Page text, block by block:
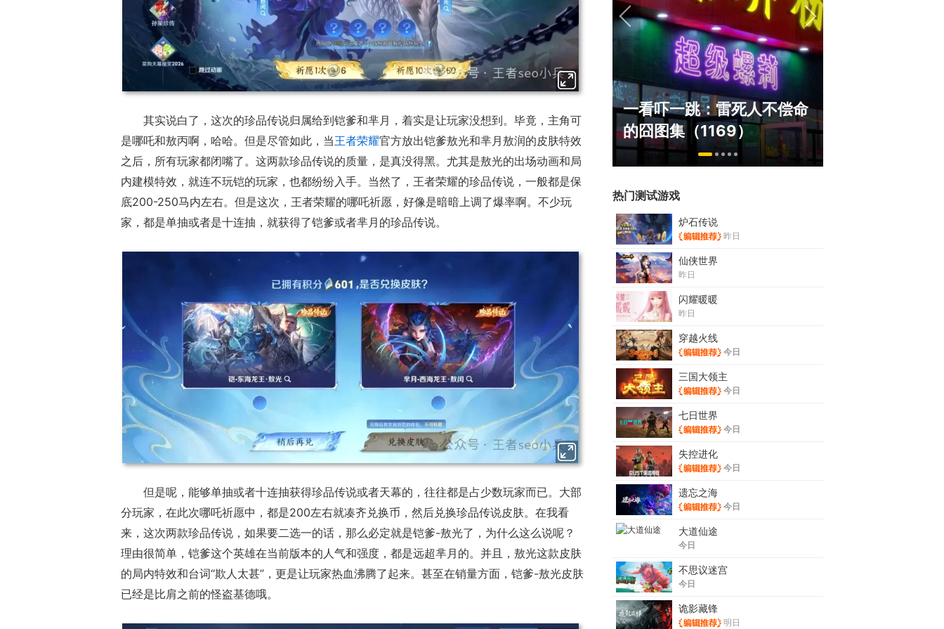
其实说白了，这次的珍品传说归属给到铠爹和芈月，着实是让玩家没想到。毕竟，主角可
是哪吒和敖丙啊，哈哈。但是尽管如此，当王者荣耀官方放出铠爹敖光和芈月敖润的皮肤特效
之后，所有玩家都闭嘴了。这两款珍品传说的质量，是真没得黑。尤其是敖光的出场动画和局
内建模特效，就连不玩铠的玩家，也都纷纷入手。当然了，王者荣耀的珍品传说，一般都是保
底200-250马内左右。但是这次，王者荣耀的哪吒祈愿，好像是暗暗上调了爆率啊。不少玩
家，都是单抽或者是十连抽，就获得了铠爹或者芈月的珍品传说。
但是呢，能够单抽或者十连抽获得珍品传说或者天幕的，往往都是占少数玩家而已。大部
分玩家，在此次哪吒祈愿中，都是200左右就凑齐兑换币，然后兑换珍品传说皮肤。在我看
来，这次两款珍品传说，如果要二选一的话，那么必定就是铠爹-敖光了，为什么这么说呢？
理由很简单，铠爹这个英雄在当前版本的人气和强度，都是远超芈月的。并且，敖光这款皮肤
的局内特效和台词“欺人太甚”，更是让玩家热血沸腾了起来。甚至在销量方面，铠爹-敖光皮肤
已经是比肩之前的怪盗基德哦。
什么网游翅膀成了"躲不掉
的刚需"？
一看吓一跳：雷死人不偿命
的囧图集（1169）
热门测试游戏
炉石传说
昨日
仙侠世界
昨日
闪耀暖暖
昨日
穿越火线
今日
三国大领主
今日
七日世界
今日
失控进化
今日
遗忘之海
今日
大道仙途
今日
不思议迷宫
今日
诡影藏锋
明日